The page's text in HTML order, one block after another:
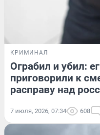
КРИМИНАЛ
Ограбил и убил:
приговорили к
расправу над
7 июля, 2026, 07:34 608